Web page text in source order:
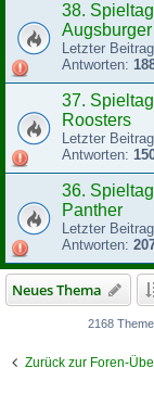
38.
Letzter
Antworten:
37.
Roosters
Letzter
Antworten:
36.
Panther
Letzter
Antworten:
Neues Thema
2168
Zurück zur Foren-